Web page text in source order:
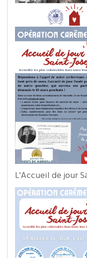
L'Accueil de jour